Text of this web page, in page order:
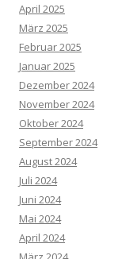
April 2025
März 2025
Februar 2025
Januar 2025
Dezember 2024
November 2024
Oktober 2024
September 2024
August 2024
Juli 2024
Juni 2024
Mai 2024
April 2024